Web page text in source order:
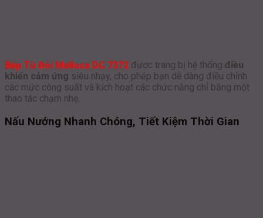
Bếp Từ Đôi Malloca DC 7372 được trang bị hệ thống điều
khiển cảm ứng siêu nhạy, cho phép bạn dễ dàng điều chỉnh
các mức công suất và kích hoạt các chức năng chỉ bằng một
thao tác chạm nhẹ.
Nấu Nướng Nhanh Chóng, Tiết Kiệm Thời Gian